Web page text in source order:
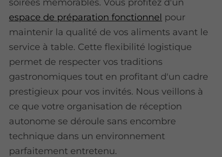
espace de préparation fonctionnel pour
maintenir la qualité de vos aliments avant le
service à table. Cette flexibilité logistique
permet de respecter vos traditions
gastronomiques tout en profitant d'un cadre
prestigieux pour vos invités. Nous veillons à
ce que votre organisation de réception
autonome se déroule sans encombre
technique dans un environnement
parfaitement entretenu.